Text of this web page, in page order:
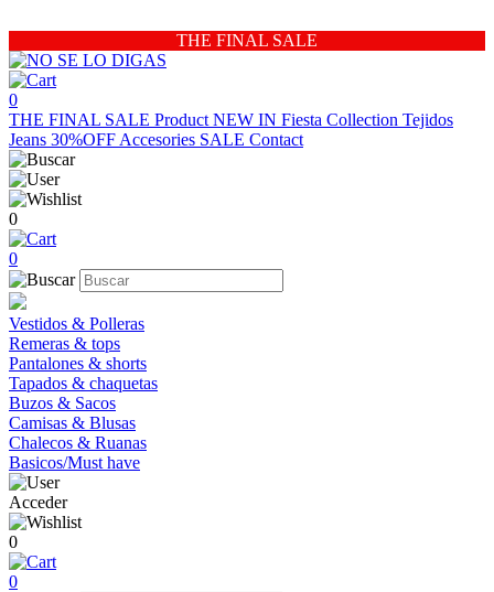
THE FINAL SALE
0
THE FINAL SALE Product NEW IN Fiesta Collection Tejidos
Jeans 30%OFF Accesories SALE Contact
0
0
Vestidos & Polleras
Remeras & tops
Pantalones & shorts
Tapados & chaquetas
Buzos & Sacos
Camisas & Blusas
Chalecos & Ruanas
Basicos/Must have
Acceder
0
0